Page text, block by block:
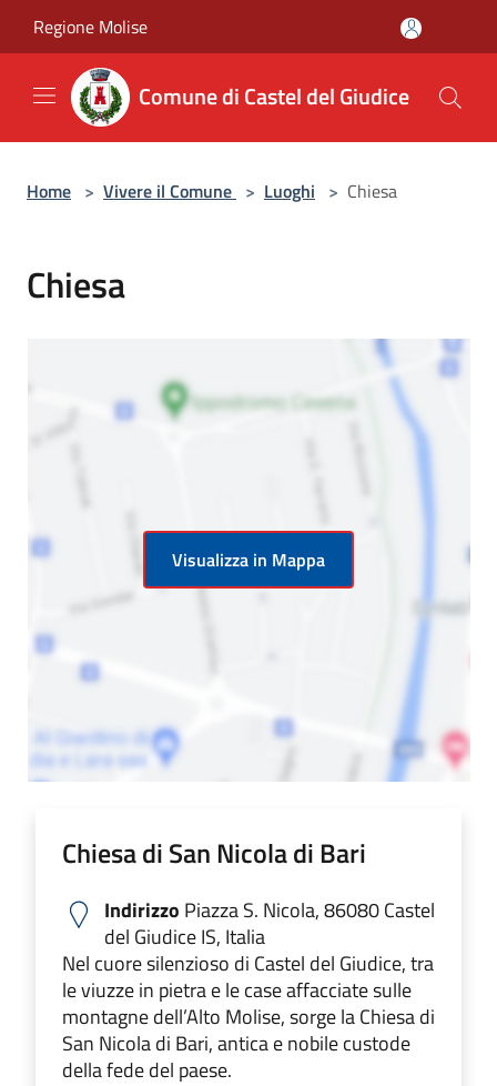
Regione Molise
Comune di Castel del Giudice
Home > Vivere il Comune > Luoghi > Chiesa
Chiesa
Visualizza in Mappa
Chiesa di San Nicola di Bari
Indirizzo Piazza S. Nicola, 86080 Castel
del Giudice IS, Italia
Nel cuore silenzioso di Castel del Giudice, tra
le viuzze in pietra e le case affacciate sulle
montagne dell’Alto Molise, sorge la Chiesa di
San Nicola di Bari, antica e nobile custode
della fede del paese.